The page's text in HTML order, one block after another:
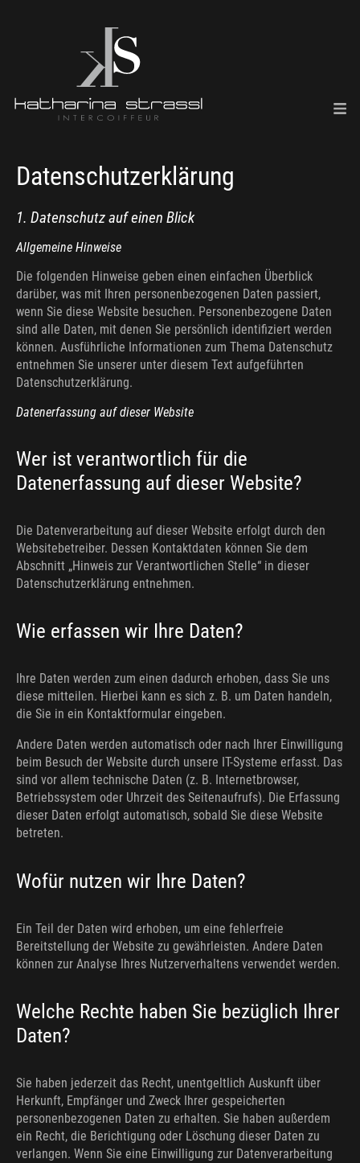
Datenschutz­erklärung
1. Datenschutz auf einen Blick
Allgemeine Hinweise
Die folgenden Hinweise geben einen einfachen Überblick
darüber, was mit Ihren personenbezogenen Daten passiert,
wenn Sie diese Website besuchen. Personenbezogene Daten
sind alle Daten, mit denen Sie persönlich identifiziert werden
können. Ausführliche Informationen zum Thema Datenschutz
entnehmen Sie unserer unter diesem Text aufgeführten
Datenschutzerklärung.
Datenerfassung auf dieser Website
Wer ist verantwortlich für die
Datenerfassung auf dieser Website?
Die Datenverarbeitung auf dieser Website erfolgt durch den
Websitebetreiber. Dessen Kontaktdaten können Sie dem
Abschnitt „Hinweis zur Verantwortlichen Stelle“ in dieser
Datenschutzerklärung entnehmen.
Wie erfassen wir Ihre Daten?
Ihre Daten werden zum einen dadurch erhoben, dass Sie uns
diese mitteilen. Hierbei kann es sich z. B. um Daten handeln,
die Sie in ein Kontaktformular eingeben.
Andere Daten werden automatisch oder nach Ihrer Einwilligung
beim Besuch der Website durch unsere IT-Systeme erfasst. Das
sind vor allem technische Daten (z. B. Internetbrowser,
Betriebssystem oder Uhrzeit des Seitenaufrufs). Die Erfassung
dieser Daten erfolgt automatisch, sobald Sie diese Website
betreten.
Wofür nutzen wir Ihre Daten?
Ein Teil der Daten wird erhoben, um eine fehlerfreie
Bereitstellung der Website zu gewährleisten. Andere Daten
können zur Analyse Ihres Nutzerverhaltens verwendet werden.
Welche Rechte haben Sie bezüglich Ihrer
Daten?
Sie haben jederzeit das Recht, unentgeltlich Auskunft über
Herkunft, Empfänger und Zweck Ihrer gespeicherten
personenbezogenen Daten zu erhalten. Sie haben außerdem
ein Recht, die Berichtigung oder Löschung dieser Daten zu
verlangen. Wenn Sie eine Einwilligung zur Datenverarbeitung